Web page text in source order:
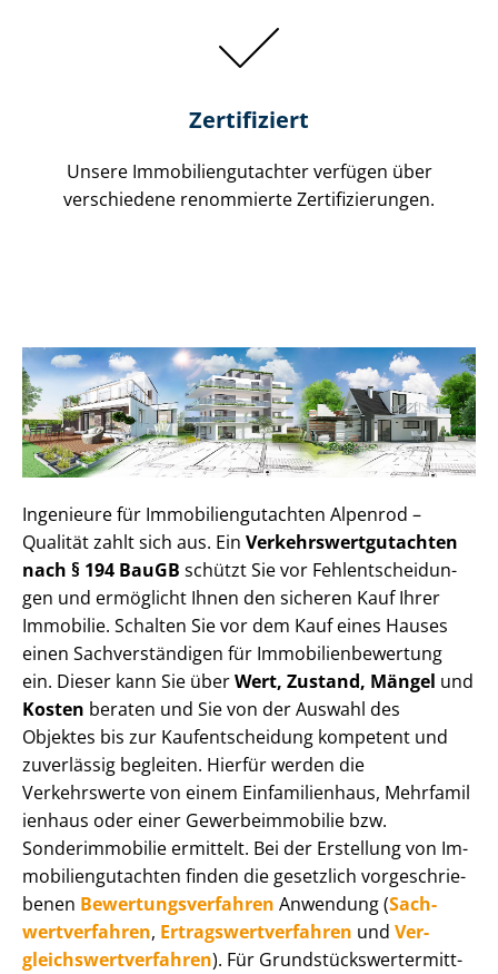
Zertifiziert
Unsere Immobilien­gutachter verfügen über
verschiedene renommierte Zer­ti­fi­zie­run­gen.
Ingenieure für Im­mo­bi­li­en­gut­ach­ten Alpenrod –
Qualität zahlt sich aus. Ein Ver­kehrs­wert­gut­ach­ten
nach § 194 BauGB schützt Sie vor Fehl­ent­schei­dun­
gen und ermöglicht Ihnen den sicheren Kauf Ihrer
Immobilie. Schalten Sie vor dem Kauf eines Hauses
einen Sach­ver­stän­di­gen für Im­mo­bi­li­en­be­wer­tung
ein. Dieser kann Sie überWert, Zustand, Mängel und
Kosten beraten und Sie von der Auswahl des
Objektes bis zur Kauf­ent­schei­dung kompetent und
zuverlässig begleiten. Hierfür werden die
Verkehrswerte von einem Einfamilienhaus, Mehr­fa­mi­l
i­en­haus oder einer Ge­wer­be­im­mo­bi­lie bzw.
Sonderimmobilie ermittelt. Bei der Erstellung von Im­
mo­bi­li­en­gut­ach­ten finden die gesetzlich vor­ge­schrie­
be­nen Be­wer­tungs­ver­fah­ren Anwendung (Sach­
wert­ver­fah­ren, Er­trags­wert­ver­fah­ren und Ver­
gleichs­wert­ver­fah­ren). Für Grund­stücks­wert­ermitt­